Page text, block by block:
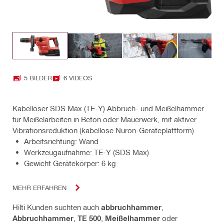
5 BILDER 6 VIDEOS
Kabelloser SDS Max (TE-Y) Abbruch- und Meißelhammer
für Meißelarbeiten in Beton oder Mauerwerk, mit aktiver
Vibrationsreduktion (kabellose Nuron-Geräteplattform)
Arbeitsrichtung: Wand
Werkzeugaufnahme: TE-Y (SDS Max)
Gewicht Gerätekörper: 6 kg
MEHR ERFAHREN
Hilti Kunden suchten auch abbruchhammer
Abbruchhammer TE 500 Meißelhammer oder